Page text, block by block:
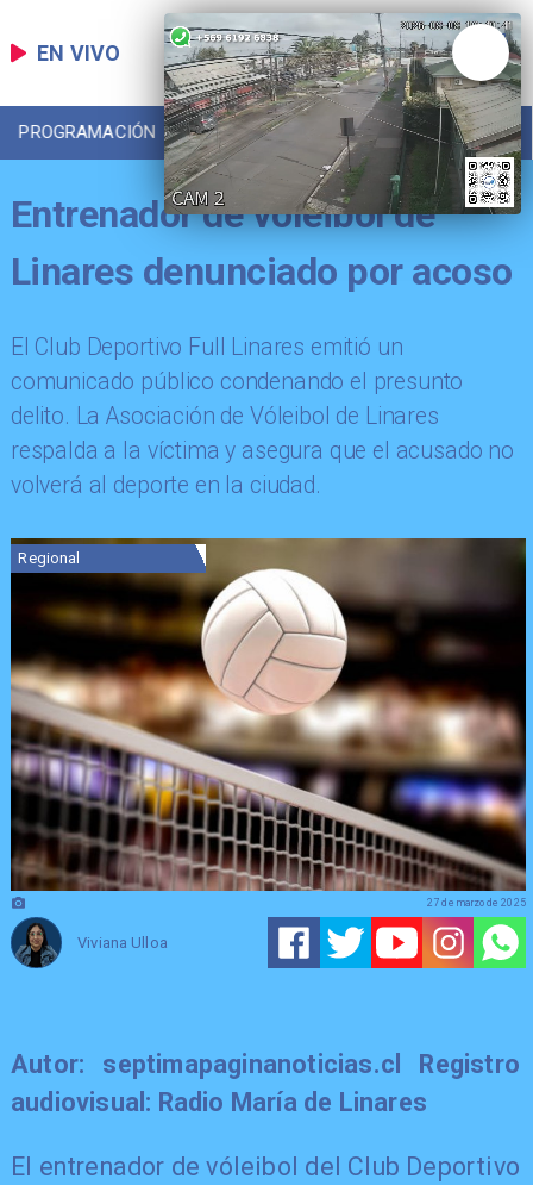
EN VIVO
PROGRAMACIÓN LOCAL DEPORTES
Entrenador de vóleibol de
Linares denunciado por acoso
El Club Deportivo Full Linares emitió un
comunicado público condenando el presunto
delito. La Asociación de Vóleibol de Linares
respalda a la víctima y asegura que el acusado no
volverá al deporte en la ciudad.
Regional
Viviana Ulloa
27 de marzo de 2025
Autor: septimapaginanoticias.cl Registro
audiovisual: Radio María de Linares
El entrenador de vóleibol del Club Deportivo